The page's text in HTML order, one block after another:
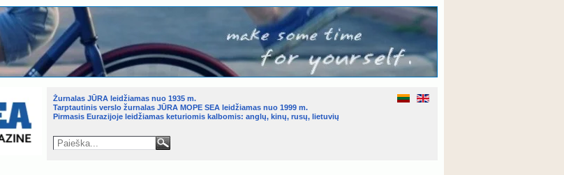
Žurnalas JŪRA leidžiamas nuo 1935 m.
Tarptautinis verslo žurnalas JŪRA MOPE SEA leidžiamas nuo 1999 m.
Pirmasis Eurazijoje leidžiamas keturiomis kalbomis: anglų, kinų, rusų, lietuvių